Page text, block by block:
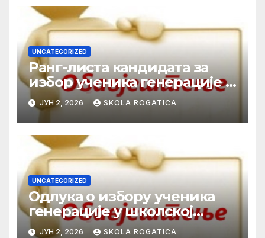
UNCATEGORIZED
Ранг-листа кандидата за
избор ученика генерације у
школској 2025/2026. години
ЈУН 2, 2026 SKOLA ROGATICA
UNCATEGORIZED
Одлука о избору ученика
генерације у школској
2025/2026. години
ЈУН 2, 2026 SKOLA ROGATICA